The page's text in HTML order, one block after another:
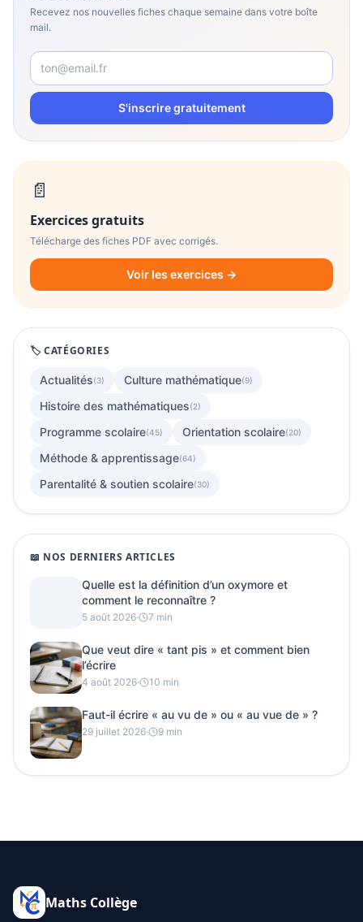
Recevez nos nouvelles fiches chaque semaine dans votre boîte
mail.
S'inscrire gratuitement
📄
Exercices gratuits
Télécharge des fiches PDF avec corrigés.
Voir les exercices →
🏷️ CATÉGORIES
Actualités(3) Culture mathématique(9)
Histoire des mathématiques(2)
Programme scolaire(45) Orientation scolaire(20)
Méthode & apprentissage(64)
Parentalité & soutien scolaire(30)
📖 NOS DERNIERS ARTICLES
Quelle est la définition d’un oxymore et
comment le reconnaître ?
5 août 2026· 7 min
Que veut dire « tant pis » et comment bien
l’écrire
4 août 2026· 10 min
Faut-il écrire « au vu de » ou « au vue de » ?
29 juillet 2026· 9 min
Maths Collège